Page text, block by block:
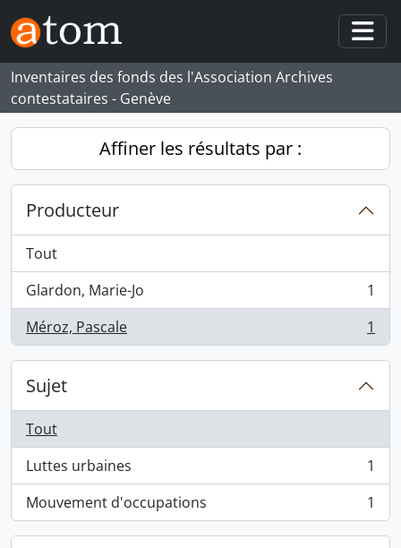
Skip to main content
Inventaires des fonds des l'Association Archives
contestataires - Genève
Affiner les résultats par :
Producteur
Tout
Glardon, Marie-Jo
, 1 résultats
1
Méroz, Pascale
, 1 résultats 1
Sujet
Tout
Luttes urbaines
, 1 résultats
1
Mouvement d'occupations
, 1 résultats 1